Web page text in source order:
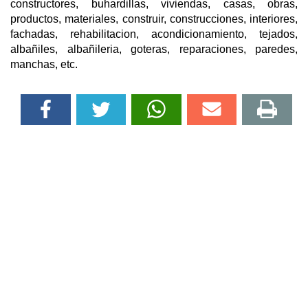
constructores, buhardillas, viviendas, casas, obras,
productos, materiales, construir, construcciones, interiores,
fachadas, rehabilitacion, acondicionamiento, tejados,
albañiles, albañileria, goteras, reparaciones, paredes,
manchas, etc.